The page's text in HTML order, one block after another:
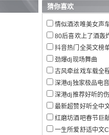
猜你喜欢
情似酒浓唯美女声
80后喜欢上了酒轰
抖音热门全英文榜单
劲爆dj现场舞曲
古风牵丝戏车载全
深港dj独家极品电音超
深港dj推荐好听的伤感
最新超赞好听全中文
红磨坊酒吧春节巨
一生所爱舒适中文